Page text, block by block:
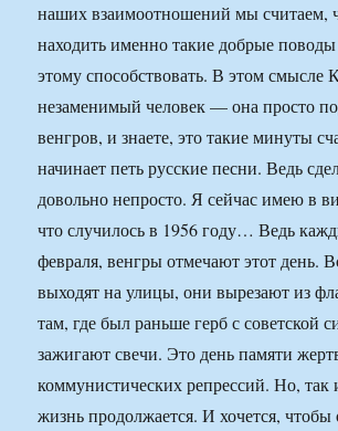
наших взаимоотношений мы считаем,
находить именно такие добрые поводы
этому способствовать. В этом
незаменимый человек — она просто
венгров, и знаете, это такие минуты
начинает петь русские песни. Ведь
довольно непросто. Я сейчас имею в
что случилось в 1956 году… Ведь
февраля, венгры отмечают этот день.
выходят на улицы, они вырезают из
там, где был раньше герб с советской
зажигают свечи. Это день памяти
коммунистических репрессий. Но, так
жизнь продолжается. И хочется,